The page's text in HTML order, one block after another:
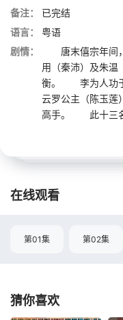
备注：
已完结
语言：
粤语
剧情：
唐末僖宗年间，
用（秦沛）及朱温
衡。 李为人功于
云罗公主（陈玉莲
高手。 此十三
在线观看
第01集 第02集
猜你喜欢